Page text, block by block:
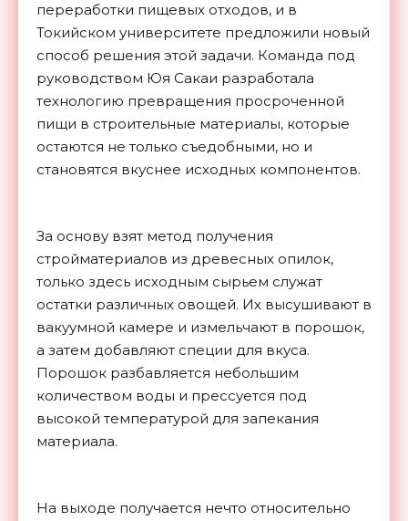
переработки пищевых отходов, и в
Токийском университете предложили новый
способ решения этой задачи. Команда под
руководством Юя Сакаи разработала
технологию превращения просроченной
пищи в строительные материалы, которые
остаются не только съедобными, но и
становятся вкуснее исходных компонентов.
За основу взят метод получения
стройматериалов из древесных опилок,
только здесь исходным сырьем служат
остатки различных овощей. Их высушивают в
вакуумной камере и измельчают в порошок,
а затем добавляют специи для вкуса.
Порошок разбавляется небольшим
количеством воды и прессуется под
высокой температурой для запекания
материала.
На выходе получается нечто относительно